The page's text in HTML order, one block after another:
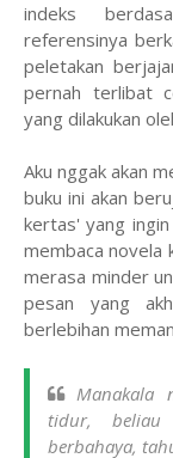
indeks
referensinya
peletakan
pernah terlibat
yang dilakukan
Aku nggak akan
buku ini akan
kertas' yang
membaca novela
merasa minder
pesan yang
berlebihan
Manakala
tidur,
berbahaya,